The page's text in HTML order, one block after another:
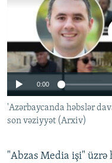
FOTOQALEREYA
İNFOQRAFIKA
KARIKATURA
OXU ZALI
AZƏRBAYCAN ƏDƏBIYYATI
İSLAM VƏ DEMOKRATIYA
İZ - MƏDƏNIYYƏT
HAQQIMIZDA
MISSIYAMIZ
PEŞƏ ETIKASI VƏ
MATERIALLARIMIZDAN
AZADLIQRADIOSU MOBIL
BIZIMLƏ ƏLAQƏ
RFE/RL-in bütün
No media
0:00
'Azərbaycanda həbslər
son vəziyyət (Arxiv)
"Abzas Media işi"